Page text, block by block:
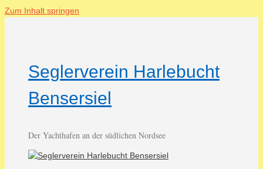
Zum Inhalt springen
Seglerverein Harlebucht
Bensersiel
Der Yachthafen an der südlichen Nordsee